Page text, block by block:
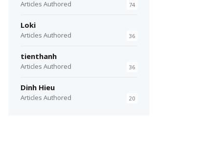
Articles Authored 74
Loki
Articles Authored 36
tienthanh
Articles Authored 36
Dinh Hieu
Articles Authored 20